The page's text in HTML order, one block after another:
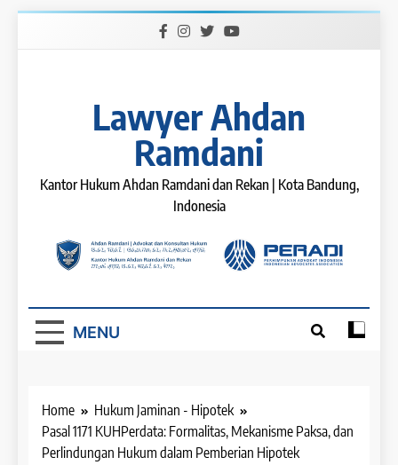
Lawyer Ahdan
Ramdani
Kantor Hukum Ahdan Ramdani dan Rekan | Kota Bandung,
Indonesia
MENU
Home
Hukum Jaminan - Hipotek
Pasal 1171 KUHPerdata: Formalitas, Mekanisme Paksa, dan
Perlindungan Hukum dalam Pemberian Hipotek